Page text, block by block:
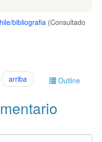
bibliografia (Consultado
Outline
arriba